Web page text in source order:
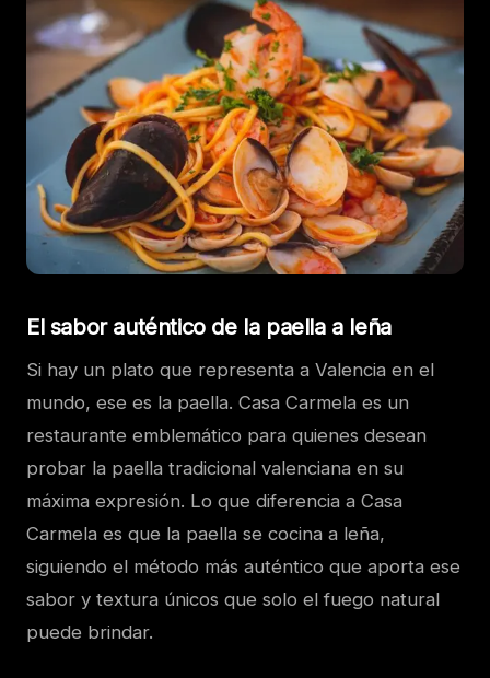
El sabor auténtico de la paella a leña
Si hay un plato que representa a Valencia en el
mundo, ese es la paella. Casa Carmela es un
restaurante emblemático para quienes desean
probar la paella tradicional valenciana en su
máxima expresión. Lo que diferencia a Casa
Carmela es que la paella se cocina a leña,
siguiendo el método más auténtico que aporta ese
sabor y textura únicos que solo el fuego natural
puede brindar.